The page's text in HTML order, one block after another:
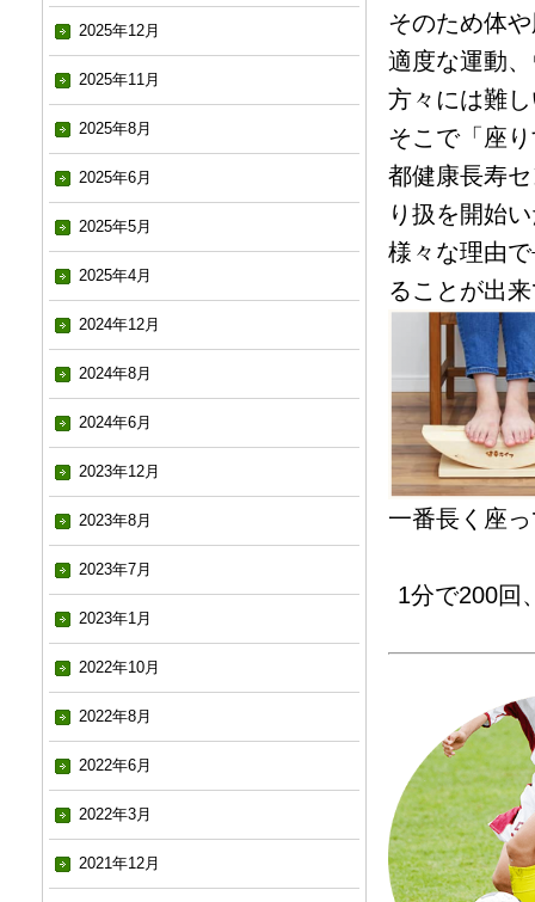
2025年12月
2025年11月
2025年8月
2025年6月
2025年5月
2025年4月
2024年12月
2024年8月
2024年6月
2023年12月
2023年8月
2023年7月
2023年1月
2022年10月
2022年8月
2022年6月
2022年3月
2021年12月
そのため体
適度な運動
方々には難
そこで「座
都健康長寿
り扱を開始
様々な理由
ることが出
一番長く座
1分で200回